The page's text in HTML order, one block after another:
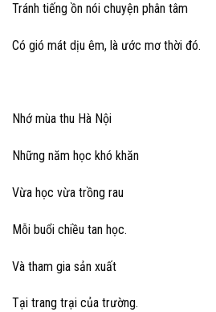
Tránh tiếng ồn nói chuyện phân tâm
Có gió mát dịu êm, là ước mơ thời đó.
Nhớ mùa thu Hà Nội
Những năm học khó khăn
Vừa học vừa trồng rau
Mỗi buổi chiều tan học.
Và tham gia sản xuất
Tại trang trại của trường.